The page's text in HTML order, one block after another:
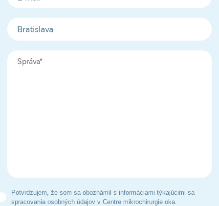
Potvrdzujem, že som sa oboznámil s informáciami týkajúcimi sa
spracovania osobných údajov v Centre mikrochirurgie oka.